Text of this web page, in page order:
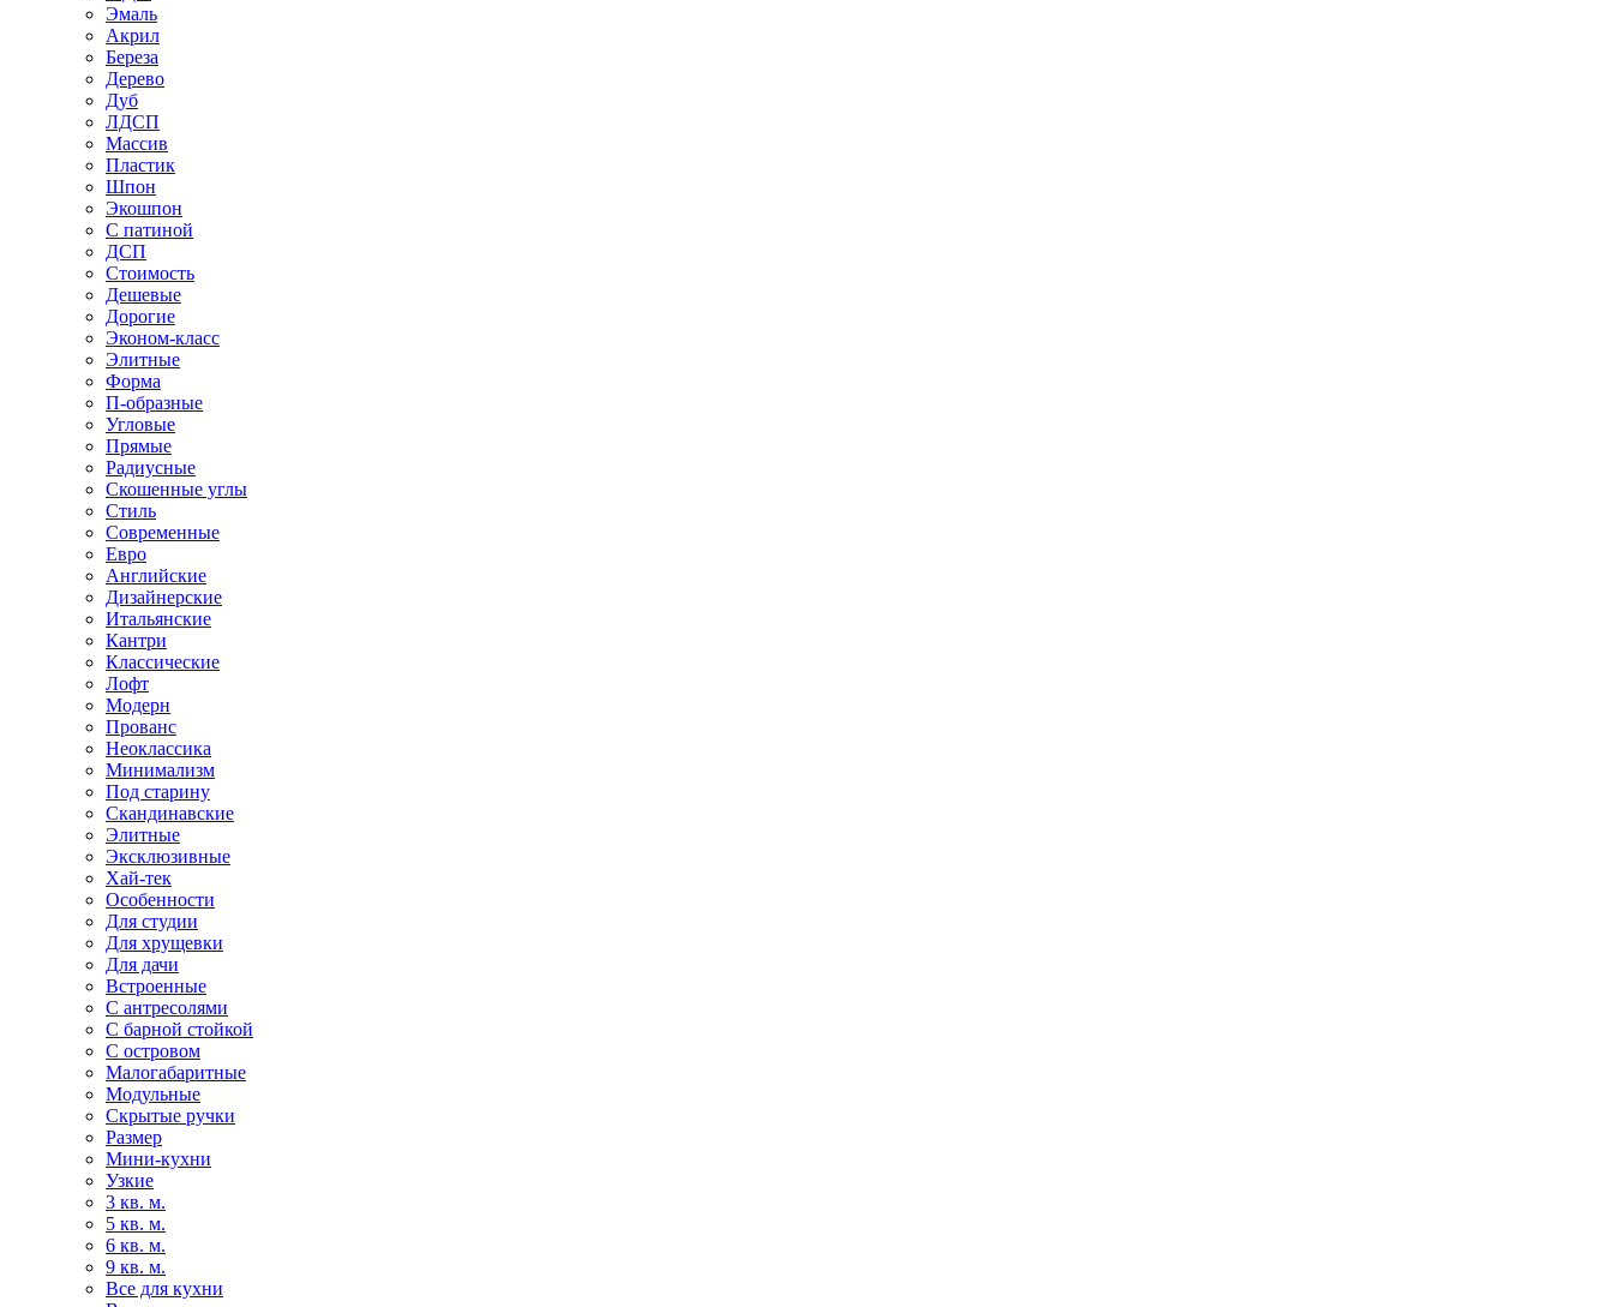
Эмаль
Акрил
Береза
Дерево
Дуб
ЛДСП
Массив
Пластик
Шпон
Экошпон
С патиной
ДСП
Стоимость
Дешевые
Дорогие
Эконом-класс
Элитные
Форма
П-образные
Угловые
Прямые
Радиусные
Скошенные углы
Стиль
Современные
Евро
Английские
Дизайнерские
Итальянские
Кантри
Классические
Лофт
Модерн
Прованс
Неоклассика
Минимализм
Под старину
Скандинавские
Элитные
Эксклюзивные
Хай-тек
Особенности
Для студии
Для хрущевки
Для дачи
Встроенные
С антресолями
С барной стойкой
С островом
Малогабаритные
Модульные
Скрытые ручки
Размер
Мини-кухни
Узкие
3 кв. м.
5 кв. м.
6 кв. м.
9 кв. м.
Все для кухни